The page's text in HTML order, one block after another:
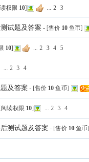
权限 10] ... 2 3
试题及答案 - [售价 10 鱼币]
10] ... 2 3 4 5
... 2 3 4
及答案 - [售价 10 鱼币]
读权限 10] ... 2 3 4
测试题及答案 - [售价 10 鱼币]